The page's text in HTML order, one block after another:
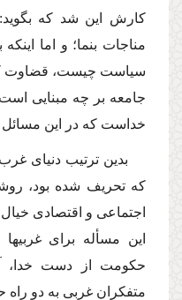
كارش این شد كه بگوید:
مناجات بنما؛ و اما
سیاست چیست، قضاوت
جامعه بر چه مبنایى
خداست كه در این
بدین ترتیب دنیاى
كه تحریف شده بود،
اجتماعى و اقتصادى
این مسأله براى
حكومت از دست خدا،
متفكران غربى به دو راه